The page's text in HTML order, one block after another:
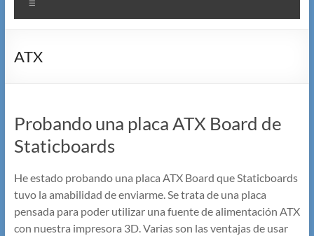
ATX
Probando una placa ATX Board de
Staticboards
He estado probando una placa ATX Board que Staticboards
tuvo la amabilidad de enviarme. Se trata de una placa
pensada para poder utilizar una fuente de alimentación ATX
con nuestra impresora 3D. Varias son las ventajas de usar